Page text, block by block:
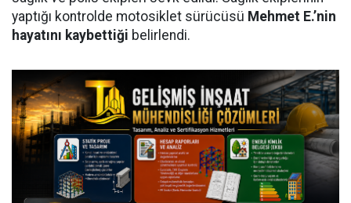
yaptığı kontrolde motosiklet sürücüsü Mehmet E.’nin
hayatını kaybettiği belirlendi.